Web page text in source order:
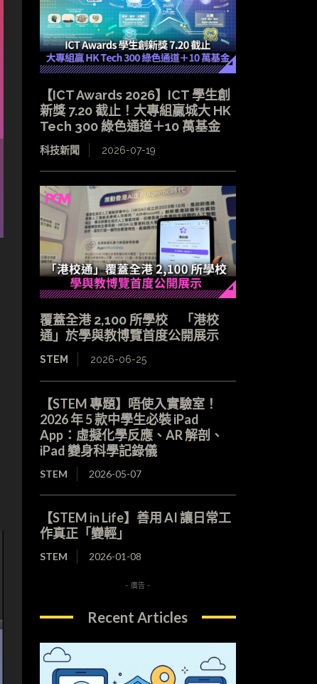
【ICT Awards 2026】ICT 學生創
新獎 7.20 截止！大專組贏城大 HK
Tech 300 綠色通道＋10 萬基金
科技新聞 2026-07-19
覆蓋全港 2,100 所學校 「港校
通」於學與教博覽首度公開展示
STEM 2026-06-25
【STEM 專題】唔使入實驗室！
2026 年 5 款中學生必裝 iPad
App：虛擬化學反應、AR 解剖、
iPad 變身科學記錄儀
STEM 2026-05-07
【STEM in Life】善用 AI 讓日常工
作真正「變輕」
STEM 2026-01-08
- 廣告 -
Recent Articles